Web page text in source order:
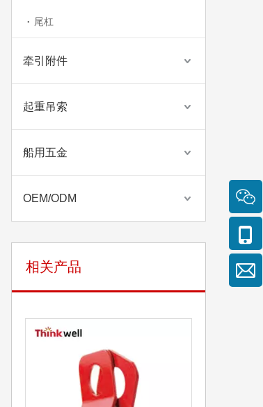
尾杠
牵引附件
起重吊索
船用五金
OEM/ODM
相关产品
模锻滑轮